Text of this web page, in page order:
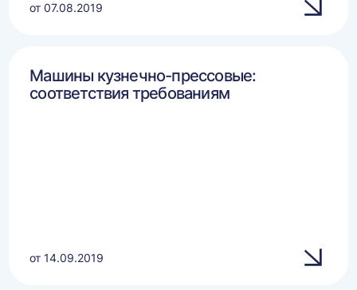
от 07.08.2019
Машины кузнечно-прессовые:
соответствия требованиям
от 14.09.2019